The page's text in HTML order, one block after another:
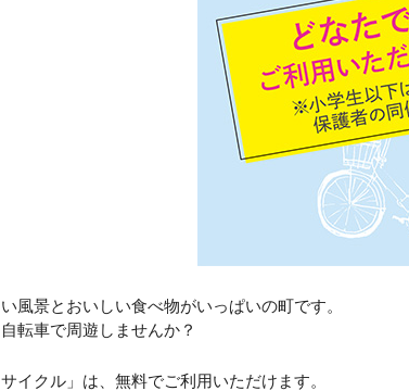
風景とおいしい食べ物がいっぱいの町です。
転車で周遊しませんか？
サイクル」は、無料でご利用いただけます。